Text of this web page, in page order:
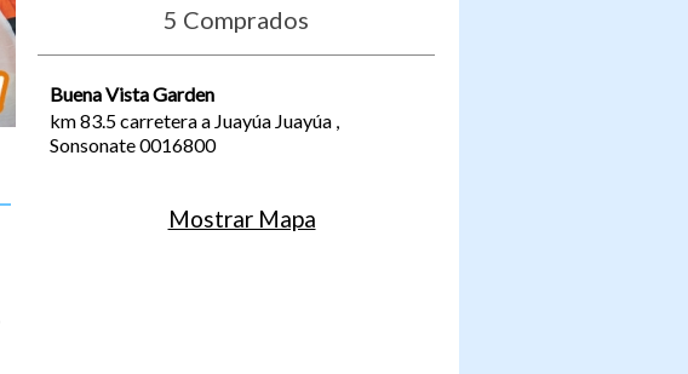
5 Comprados
Buena Vista Garden
km 83.5 carretera a Juayúa Juayúa,
Sonsonate0016800
Mostrar Mapa